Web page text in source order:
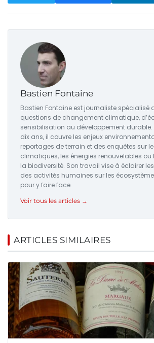
Bastien Fontaine
Bastien Fontaine est journaliste spécialisé
questions de changement climatique,
sensibilisation au développement durable.
dix ans, il couvre les enjeux
reportages de terrain et des enquêtes sur
climatiques, les énergies renouvelables
la biodiversité. Son travail vise à éclairer
des activités humaines sur les
pour y faire face.
Voir tous les articles →
ARTICLES SIMILAIRES